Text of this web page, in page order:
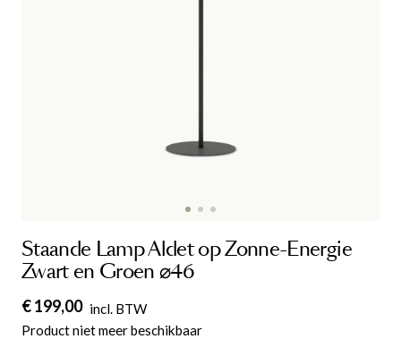
Staande Lamp Aldet op Zonne-Energie
Zwart en Groen ⌀46
€ 199,00 incl. BTW
Product niet meer beschikbaar